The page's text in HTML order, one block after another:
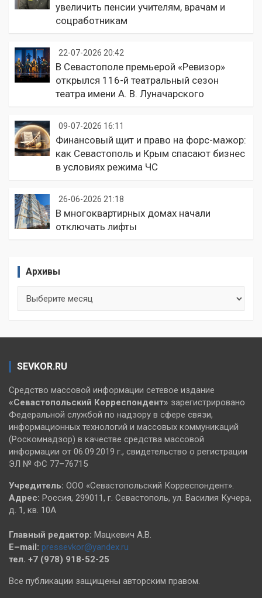
увеличить пенсии учителям, врачам и
соцработникам
22-07-2026 20:42
В Севастополе премьерой «Ревизор»
открылся 116-й театральный сезон
театра имени А. В. Луначарского
09-07-2026 16:11
Финансовый щит и право на форс-мажор:
как Севастополь и Крым спасают бизнес
в условиях режима ЧС
26-06-2026 21:18
В многоквартирных домах начали
отключать лифты
Архивы
SEVKOR.RU
Средство массовой информации сетевое издание
«Севастопольский Корреспондент» зарегистрировано
Федеральной службой по надзору в сфере связи,
информационных технологий и массовых коммуникаций
(Роскомнадзор) в качестве средства массовой
информации от 06.09.2019 г., свидетельство о регистрации
ЭЛ № ФС 77–76715
Учредитель: ООО «Севастопольский Корреспондент».
Адрес: Россия, 299011, г. Севастополь, ул. Василия Кучера,
д. 1, кв. 10А
Главный редактор: Мацкевич А.В.
E–mail: pressevkor@yandex.ru
тел. +7 (978) 918-52-25
Все публикации защищены авторским правом.